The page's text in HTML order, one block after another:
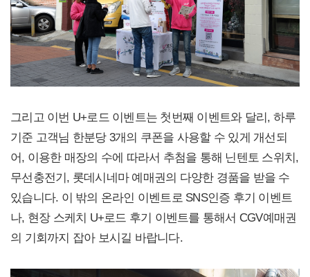
그리고 이번 U+로드 이벤트는 첫번째 이벤트와 달리, 하루
기준 고객님 한분당 3개의 쿠폰을 사용할 수 있게 개선되
어, 이용한 매장의 수에 따라서 추첨을 통해 닌텐토 스위치,
무선충전기, 롯데시네마 예매권의 다양한 경품을 받을 수
있습니다. 이 밖의 온라인 이벤트로 SNS인증 후기 이벤트
나, 현장 스케치 U+로드 후기 이벤트를 통해서 CGV예매권
의 기회까지 잡아 보시길 바랍니다.